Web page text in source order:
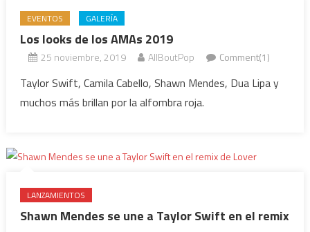
EVENTOS GALERÍA
Los looks de los AMAs 2019
25 noviembre, 2019 AllBoutPop Comment(1)
Taylor Swift, Camila Cabello, Shawn Mendes, Dua Lipa y
muchos más brillan por la alfombra roja.
LANZAMIENTOS
Shawn Mendes se une a Taylor Swift en el remix